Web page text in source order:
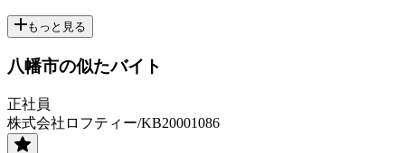
もっと見る
八幡市の似たバイト
正社員
株式会社ロフティー/KB20001086